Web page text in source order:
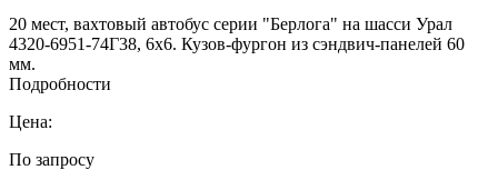
20 мест, вахтовый автобус серии "Берлога" на шасси Урал
4320-6951-74Г38, 6х6. Кузов-фургон из сэндвич-панелей 60
мм.
Подробности
Цена:
По запросу